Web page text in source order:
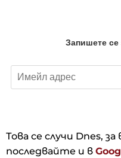
Това се случи Dnes,
последвайте и в